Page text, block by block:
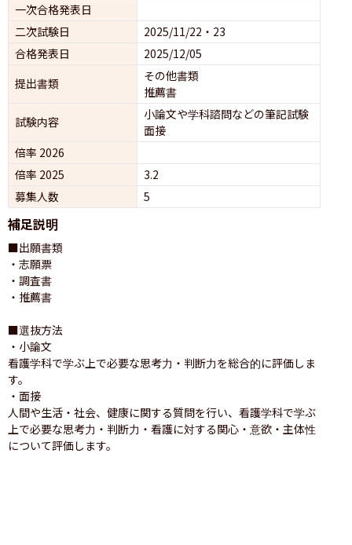
一次合格発表日
二次試験日
2025/11/22・23
合格発表日
2025/12/05
提出書類
その他書類
推薦書
試験内容
小論文や学科諮問などの筆記試験
面接
倍率 2026
倍率 2025
3.2
募集人数
5
補足説明
■出願書類
・志願票
・調査書
・推薦書
■選抜方法
・小論文
看護学科で学ぶ上で必要な思考力・判断力を総合的に評価しま
す。
・面接
人間や生活・社会、健康に関する質問を行い、看護学科で学ぶ
上で必要な思考力・判断力・看護に対する関心・意欲・主体性
について評価します。